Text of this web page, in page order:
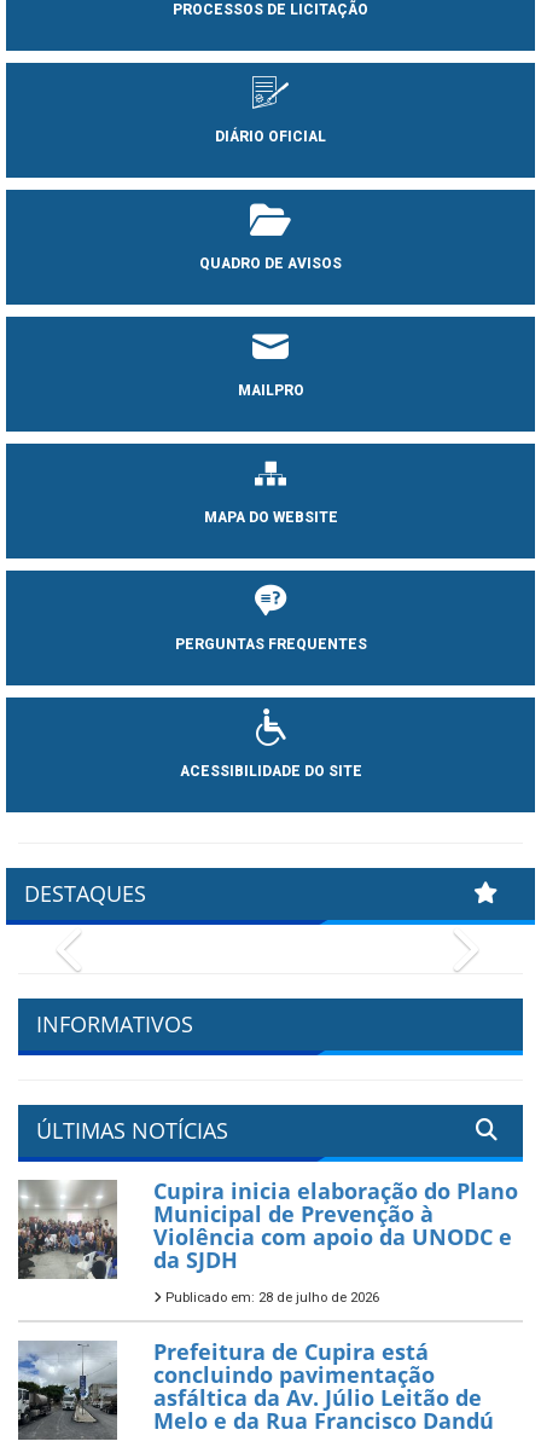
PROCESSOS DE LICITAÇÃO
DIÁRIO OFICIAL
QUADRO DE AVISOS
MAILPRO
MAPA DO WEBSITE
PERGUNTAS FREQUENTES
ACESSIBILIDADE DO SITE
DESTAQUES
INFORMATIVOS
ÚLTIMAS NOTÍCIAS
Cupira inicia elaboração do Plano
Municipal de Prevenção à
Violência com apoio da UNODC e
da SJDH
Publicado em: 28 de julho de 2026
Prefeitura de Cupira está
concluindo pavimentação
asfáltica da Av. Júlio Leitão de
Melo e da Rua Francisco Dandú